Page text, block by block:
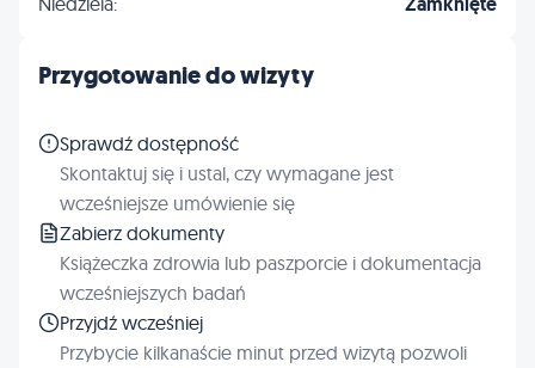
Przygotowanie do wizyty
Sprawdź dostępność
Skontaktuj się i ustal, czy wymagane jest
wcześniejsze umówienie się
Zabierz dokumenty
Książeczka zdrowia lub paszporcie i dokumentacja
wcześniejszych badań
Przyjdź wcześniej
Przybycie kilkanaście minut przed wizytą pozwoli